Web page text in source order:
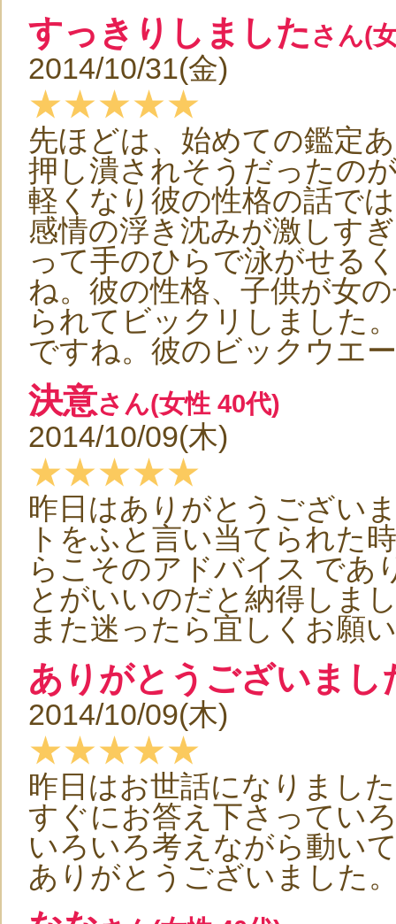
すっきりしました さん(
2014/10/31(金)
★★★★★
先ほどは、始めての鑑定
押し潰されそうだったの
軽くなり彼の性格の話で
感情の浮き沈みが激しす
って手のひらで泳がせる
ね。彼の性格、子供が女
られてビックリしました
ですね。彼のビックウエ
決意さん(女性 40代)
2014/10/09(木)
★★★★★
昨日はありがとうござい
トをふと言い当てられた
らこそのアドバイス であ
とがいいのだと納得しま
また迷ったら宜しくお願
ありがとうございまし
2014/10/09(木)
★★★★★
昨日はお世話になりまし
すぐにお答え下さってい
いろいろ考えながら動い
ありがとうございました